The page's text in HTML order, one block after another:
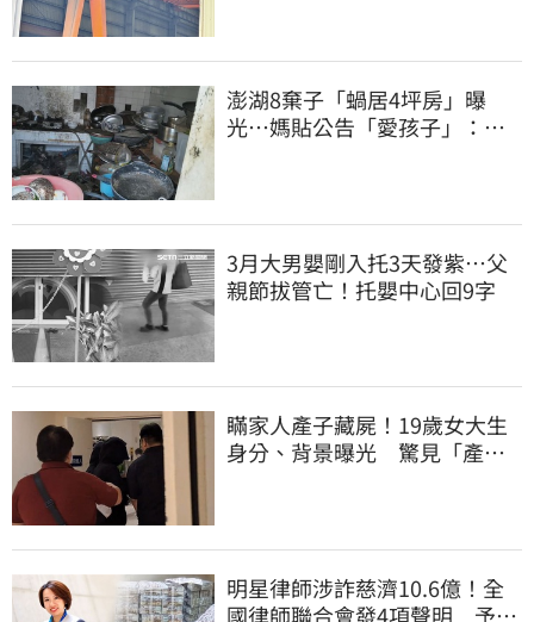
澎湖8棄子「蝸居4坪房」曝
光⋯媽貼公告「愛孩子」：還
3月大男嬰剛入托3天發紫…父
親節拔管亡！托嬰中心回9字
瞞家人產子藏屍！19歲女大生
身分、背景曝光 驚見「產檢
明星律師涉詐慈濟10.6億！全
國律師聯合會發4項聲明 予以